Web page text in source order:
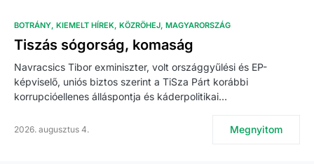
BOTRÁNY KIEMELT HÍREK KÖZRÖHEJ MAGYARORSZÁG
Tiszás sógorság, komaság
Navracsics Tibor exminiszter, volt országgyűlési és EP-
képviselő, uniós biztos szerint a TiSza Párt korábbi
korrupcióellenes álláspontja és káderpolitikai…
2026. augusztus 4. Megnyitom